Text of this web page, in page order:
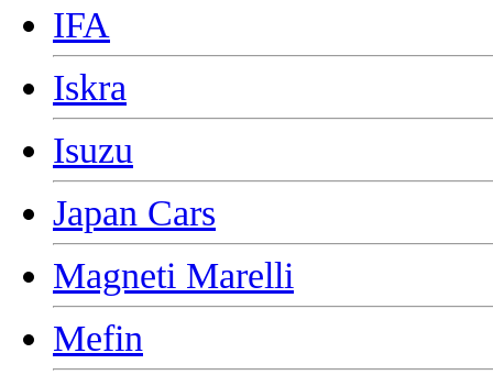
IFA
Iskra
Isuzu
Japan Cars
Magneti Marelli
Mefin